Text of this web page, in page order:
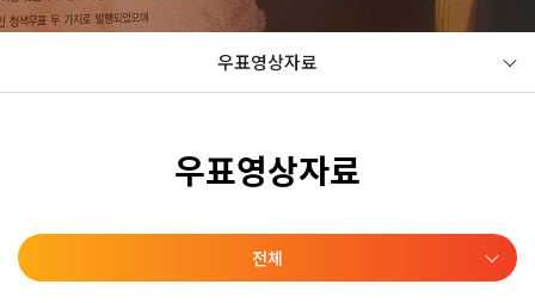
우표영상자료
우표영상자료
전체